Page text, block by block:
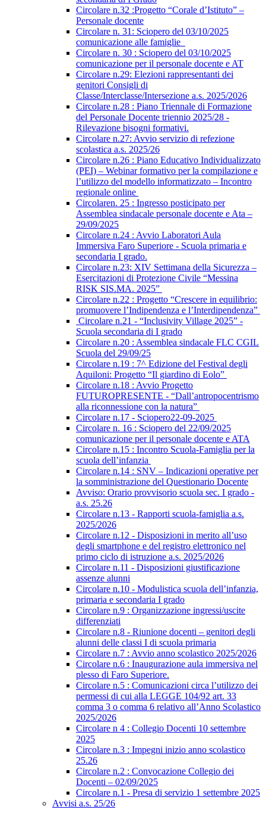
Circolare n.32 :Progetto “Corale d’Istituto” –
Personale docente
Circolare n. 31: Sciopero del 03/10/2025
comunicazione alle famiglie
Circolare n. 30 : Sciopero del 03/10/2025
comunicazione per il personale docente e AT
Circolare n.29: Elezioni rappresentanti dei
genitori Consigli di
Classe/Interclasse/Intersezione a.s. 2025/2026
Circolare n.28 : Piano Triennale di Formazione
del Personale Docente triennio 2025/28 -
Rilevazione bisogni formativi.
Circolare n.27: Avvio servizio di refezione
scolastica a.s. 2025/26
Circolare n.26 : Piano Educativo Individualizzato
(PEI) – Webinar formativo per la compilazione e
l’utilizzo del modello informatizzato – Incontro
regionale online
Circolaren. 25 : Ingresso posticipato per
Assemblea sindacale personale docente e Ata –
29/09/2025
Circolare n.24 : Avvio Laboratori Aula
Immersiva Faro Superiore - Scuola primaria e
secondaria I grado.
Circolare n.23: XIV Settimana della Sicurezza –
Esercitazioni di Protezione Civile “Messina
RISK SIS.MA. 2025”
Circolare n.22 : Progetto “Crescere in equilibrio:
promuovere l’Indipendenza e l’Interdipendenza”
Circolare n.21 - “Inclusivity Village 2025” -
Scuola secondaria di I grado
Circolare n.20 : Assemblea sindacale FLC CGIL
Scuola del 29/09/25
Circolare n.19 : 7^ Edizione del Festival degli
Aquiloni: Progetto “Il giardino di Eolo”
Circolare n.18 : Avvio Progetto
FUTUROPRESENTE - “Dall’antropocentrismo
alla riconnessione con la natura”
Circolare n.17 - Sciopero22-09-2025
Circolare n. 16 : Sciopero del 22/09/2025
comunicazione per il personale docente e ATA
Circolare n.15 : Incontro Scuola-Famiglia per la
scuola dell’infanzia
Circolare n.14 : SNV – Indicazioni operative per
la somministrazione del Questionario Docente
Avviso: Orario provvisorio scuola sec. I grado -
a.s. 25.26
Circolare n.13 - Rapporti scuola-famiglia a.s.
2025/2026
Circolare n.12 - Disposizioni in merito all’uso
degli smartphone e del registro elettronico nel
primo ciclo di istruzione a.s. 2025/2026
Circolare n.11 - Disposizioni giustificazione
assenze alunni
Circolare n.10 - Modulistica scuola dell’infanzia,
primaria e secondaria I grado
Circolare n.9 : Organizzazione ingressi/uscite
differenziati
Circolare n.8 - Riunione docenti – genitori degli
alunni delle classi I di scuola primaria
Circolare n.7 : Avvio anno scolastico 2025/2026
Circolare n.6 : Inaugurazione aula immersiva nel
plesso di Faro Superiore.
Circolare n.5 : Comunicazioni circa l’utilizzo dei
permessi di cui alla LEGGE 104/92 art. 33
comma 3 o comma 6 relativo all’Anno Scolastico
2025/2026
Circolare n 4 : Collegio Docenti 10 settembre
2025
Circolare n.3 : Impegni inizio anno scolastico
25.26
Circolare n.2 : Convocazione Collegio dei
Docenti – 02/09/2025
Circolare n.1 - Presa di servizio 1 settembre 2025
Avvisi a.s. 25/26